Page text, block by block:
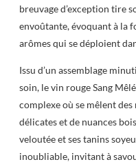
breuvage d’exception tire
envoûtante, évoquant à la
arômes qui se déploient
Issu d’un assemblage
soin, le vin rouge Sang
complexe où se mêlent
délicates et de nuances
veloutée et ses tanins
inoubliable, invitant à